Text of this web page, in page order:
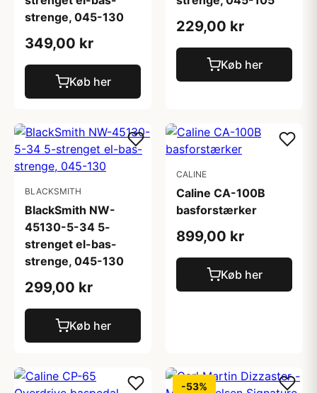
strenge, 045-130
349,00 kr
Køb her
229,00 kr
Køb her
BLACKSMITH
BlackSmith NW-
45130-5-34 5-
strenget el-bas-
strenge, 045-130
299,00 kr
Køb her
CALINE
Caline CA-100B
basforstærker
899,00 kr
Køb her
-53%